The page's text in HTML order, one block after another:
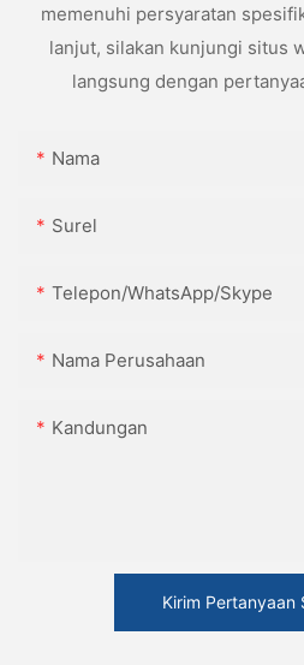
memenuhi persyaratan
lanjut, silakan kunjungi situs
langsung dengan
Nama
Surel
Telepon/WhatsApp/Skype
Nama Perusahaan
Kandungan
Kirim Pertanyaan